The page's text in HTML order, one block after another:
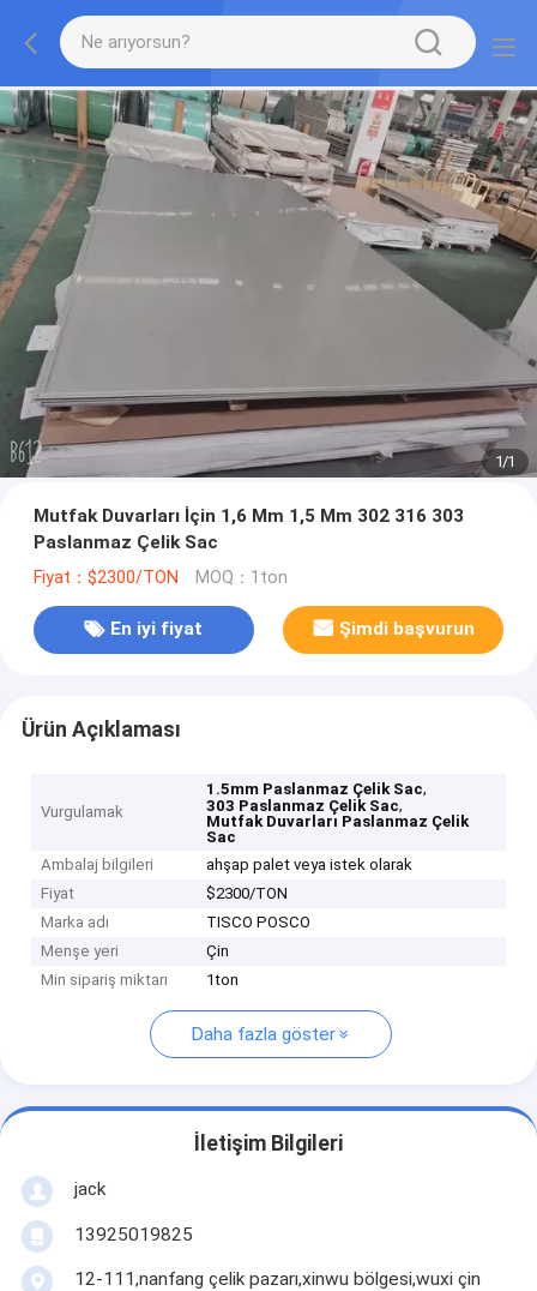
1/1
Mutfak Duvarları İçin 1,6 Mm 1,5 Mm 302 316 303
Paslanmaz Çelik Sac
Fiyat：$2300/TON MOQ：1ton
En iyi fiyat Şimdi başvurun
Ürün Açıklaması
Vurgulamak
1.5mm Paslanmaz Çelik Sac,
303 Paslanmaz Çelik Sac,
Mutfak Duvarları Paslanmaz Çelik
Sac
Ambalaj bilgileri
ahşap palet veya istek olarak
Fiyat
$2300/TON
Marka adı
TISCO POSCO
Menşe yeri
Çin
Min sipariş miktarı
1ton
Daha fazla göster
İletişim Bilgileri
jack
13925019825
12-111,nanfang çelik pazarı,xinwu bölgesi,wuxi çin